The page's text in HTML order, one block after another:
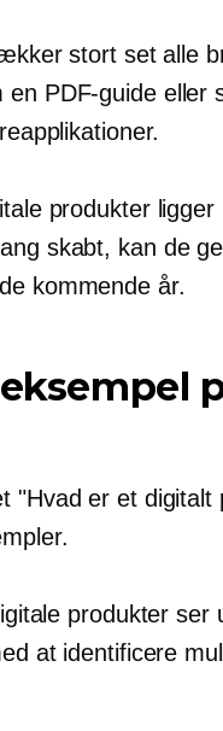
stort set alle
PDF-guide eller
produkter ligger
skabt, kan de
kommende år.
"Hvad er et
produkter
at identificere